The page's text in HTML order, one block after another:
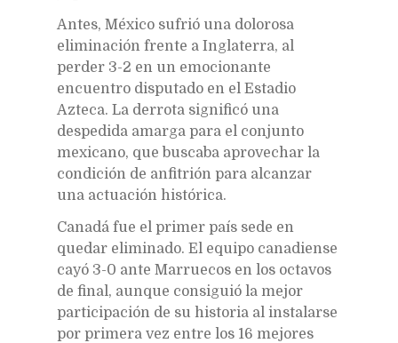
Antes, México sufrió una dolorosa
eliminación frente a Inglaterra, al
perder 3-2 en un emocionante
encuentro disputado en el Estadio
Azteca. La derrota significó una
despedida amarga para el conjunto
mexicano, que buscaba aprovechar la
condición de anfitrión para alcanzar
una actuación histórica.
Canadá fue el primer país sede en
quedar eliminado. El equipo canadiense
cayó 3-0 ante Marruecos en los octavos
de final, aunque consiguió la mejor
participación de su historia al instalarse
por primera vez entre los 16 mejores